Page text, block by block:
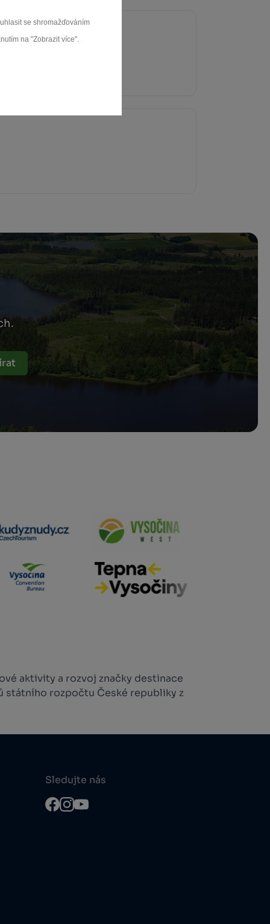
se shromažďováním
na "Zobrazit více".
aktivity a rozvoj značky destinace
státního rozpočtu České republiky z
Sledujte nás